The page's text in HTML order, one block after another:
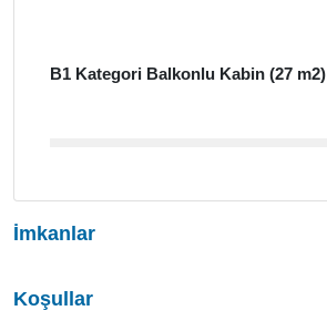
B1 Kategori Balkonlu Kabin (27 m2)
İmkanlar
Koşullar